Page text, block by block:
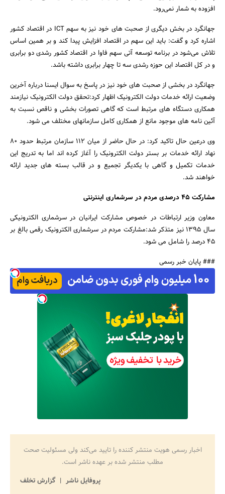
افزوده به شمار نمی‌رود.
جهانگرد در بخش دیگری از صحبت های خود نیز به سهم ICT در اقتصاد کشور
اشاره کرد و گفت: باید این سهم در اقتصاد افزایش پیدا کند و بر همین اساس
تلاش می‌شود در برنامه توسعه آتی سهم فاوا در اقتصاد کشور رشدی دو برابری
و در کل اقتصاد این حوزه رشدی سه تا چهار برابری داشته باشد.
جهانگرد در بخشی از صحبت های خود نیز در پاسخ به سوال ایسنا درباره آخرین
وضعیت ارائه خدمات دولت الکترونیک اظهار کرد:تحقق دولت الکترونیک نیازمند
همکاری دستگاه های مرتبط است که گاهی تصورات بخشی و ناقص نسبت به
آئین نامه های موجود مانع از همکاری کامل سازمانهای مختلف می شود.
وی درعین حال تاکید کرد: در حال حاضر از میان 112 سازمان مرتبط حدود 80
نهاد ارائه خدمات بر بستر دولت الکترونیک را آغاز کرده اند اما به تدریج این
خدمات تکمیل و گاهی با یکدیگر تجمیع و در قالب بسته های جدید ارائه
خواهند شد.
مشارکت 45 درصدی مردم در سرشماری اینترنتی
معاون وزیر ارتباطات در خصوص مشارکت ایرانیان در سرشماری الکترونیکی
سال 1395 نیز متذکر شد:مشارکت مردم در سرشماری الکترونیک رقمی بالغ بر
45 درصد را شامل می شود.
### پایان خبر رسمی
اخبار رسمی هویت منتشر کننده را تایید می‌کند ولی مسئولیت صحت
مطلب منتشر شده بر عهده ناشر است.
پروفایل ناشر
گزارش تخلف